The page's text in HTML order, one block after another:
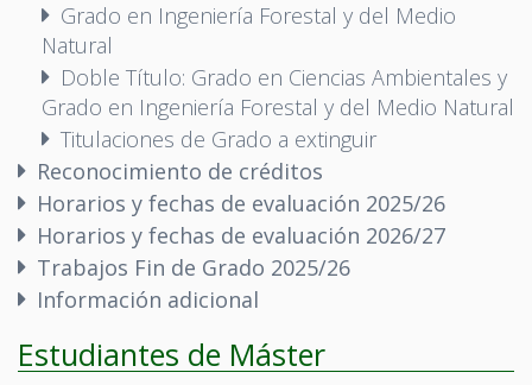
Grado en Ingeniería Forestal y del Medio
Natural
Doble Título: Grado en Ciencias Ambientales y
Grado en Ingeniería Forestal y del Medio Natural
Titulaciones de Grado a extinguir
Reconocimiento de créditos
Horarios y fechas de evaluación 2025/26
Horarios y fechas de evaluación 2026/27
Trabajos Fin de Grado 2025/26
Información adicional
Estudiantes de Máster